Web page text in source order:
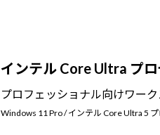
インテル Core Ultra プ
プロフェッショナル向けワー
Windows 11 Pro / インテル Core Ultra 5